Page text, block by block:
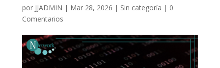
por JJADMIN | Mar 28, 2026 | Sin categoría | 0
Comentarios